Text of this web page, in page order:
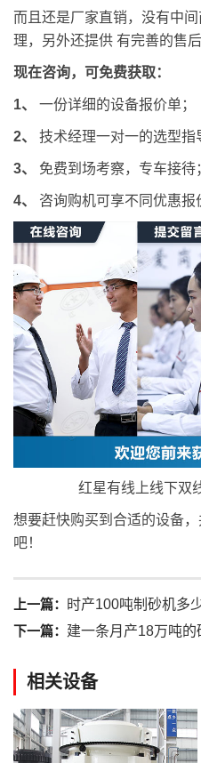
而且还是厂家直销，没有中
理，另外还提供 有完善的售
现在咨询，可免费获取：
1、 一份详细的设备报价单；
2、 技术经理一对一的选型指
3、 免费到场考察，专车接待
4、 咨询购机可享不同优惠报
红星有线上线下双
想要赶快购买到合适的设备
吧！
上一篇：
下一篇：
相关设备